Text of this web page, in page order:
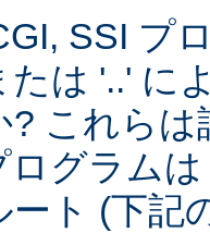
SSI プ
たは '..' に
? これら
ログラム
ート (下記